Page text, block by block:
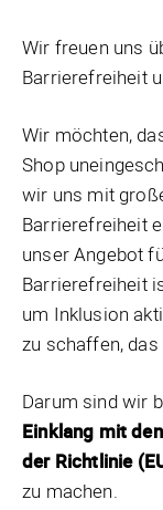
Wir freuen uns
Barrierefreiheit
Wir möchten,
Shop
wir uns mit
Barrierefreiheit
unser Angebot
Barrierefreiheit
um Inklusion
zu schaffen,
Darum sind wir
Einklang mit
der Richtlinie
zu machen.